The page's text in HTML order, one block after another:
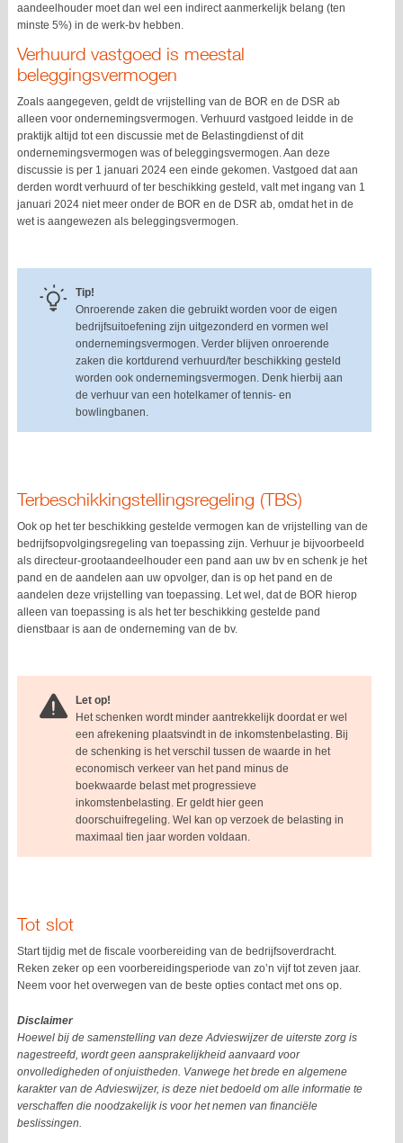
aandeelhouder moet dan wel een indirect aanmerkelijk belang (ten
minste 5%) in de werk-bv hebben.
Verhuurd vastgoed is meestal
beleggingsvermogen
Zoals aangegeven, geldt de vrijstelling van de BOR en de DSR ab
alleen voor ondernemingsvermogen. Verhuurd vastgoed leidde in de
praktijk altijd tot een discussie met de Belastingdienst of dit
ondernemingsvermogen was of beleggingsvermogen. Aan deze
discussie is per 1 januari 2024 een einde gekomen. Vastgoed dat aan
derden wordt verhuurd of ter beschikking gesteld, valt met ingang van 1
januari 2024 niet meer onder de BOR en de DSR ab, omdat het in de
wet is aangewezen als beleggingsvermogen.
Tip!
Onroerende zaken die gebruikt worden voor de eigen
bedrijfsuitoefening zijn uitgezonderd en vormen wel
ondernemingsvermogen. Verder blijven onroerende
zaken die kortdurend verhuurd/ter beschikking gesteld
worden ook ondernemingsvermogen. Denk hierbij aan
de verhuur van een hotelkamer of tennis- en
bowlingbanen.
Terbeschikkingstellingsregeling (TBS)
Ook op het ter beschikking gestelde vermogen kan de vrijstelling van de
bedrijfsopvolgingsregeling van toepassing zijn. Verhuur je bijvoorbeeld
als directeur-grootaandeelhouder een pand aan uw bv en schenk je het
pand en de aandelen aan uw opvolger, dan is op het pand en de
aandelen deze vrijstelling van toepassing. Let wel, dat de BOR hierop
alleen van toepassing is als het ter beschikking gestelde pand
dienstbaar is aan de onderneming van de bv.
Let op!
Het schenken wordt minder aantrekkelijk doordat er wel
een afrekening plaatsvindt in de inkomstenbelasting. Bij
de schenking is het verschil tussen de waarde in het
economisch verkeer van het pand minus de
boekwaarde belast met progressieve
inkomstenbelasting. Er geldt hier geen
doorschuifregeling. Wel kan op verzoek de belasting in
maximaal tien jaar worden voldaan.
Tot slot
Start tijdig met de fiscale voorbereiding van de bedrijfsoverdracht.
Reken zeker op een voorbereidingsperiode van zo’n vijf tot zeven jaar.
Neem voor het overwegen van de beste opties contact met ons op.
Disclaimer
Hoewel bij de samenstelling van deze Advieswijzer de uiterste zorg is
nagestreefd, wordt geen aansprakelijkheid aanvaard voor
onvolledigheden of onjuistheden. Vanwege het brede en algemene
karakter van de Advieswijzer, is deze niet bedoeld om alle informatie te
verschaffen die noodzakelijk is voor het nemen van financiële
beslissingen.